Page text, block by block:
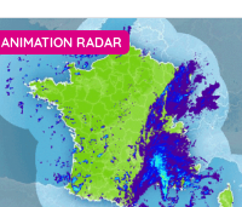
ANIMATION RADAR